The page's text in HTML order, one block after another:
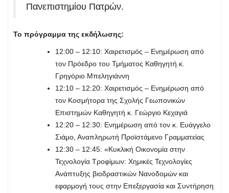
Πανεπιστημίου Πατρών.
Το πρόγραμμα της εκδήλωσης:
12:00 – 12:10: Χαιρετισμός – Ενημέρωση από
τον Πρόεδρο του Τμήματος Καθηγητή κ.
Γρηγόριο Μπεληγιάννη
12:10 – 12:20: Χαιρετισμός – Ενημέρωση από
τον Κοσμήτορα της Σχολής Γεωπονικών
Επιστημών Καθηγητή κ. Γεώργιο Κεχαγιά
12:20 – 12:30: Ενημέρωση από τον κ. Ευάγγελο
Σιάμο, Αναπληρωτή Προϊστάμενο Γραμματείας
12:30 – 12:45: «Κυκλική Οικονομία στην
Τεχνολογία Τροφίμων: Χημικές Τεχνολογίες
Ανάπτυξης βιοδραστικών Νανοδομών και
εφαρμογή τους στην Επεξεργασία και Συντήρηση